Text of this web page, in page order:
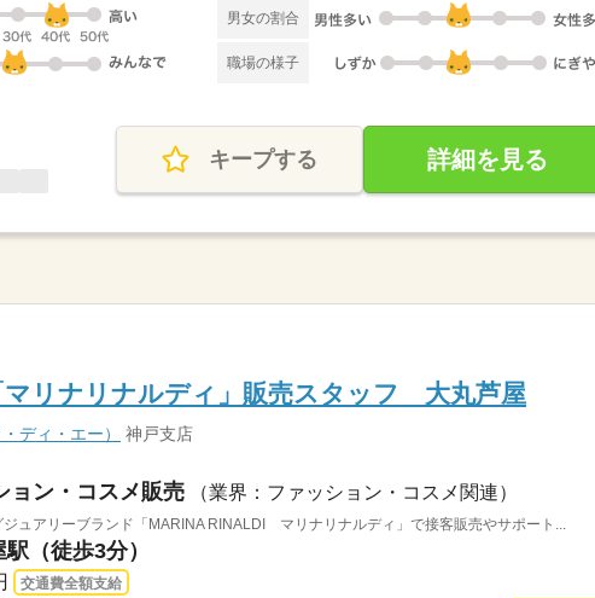
男女の割合
職場の様子
キープする 詳細を見る
マリナリナルディ」販売スタッフ 大丸芦屋
ディ・エー） 神戸支店
ョン・コスメ販売 （業界：ファッション・コスメ関連）
ュアリーブランド「MARINA RINALDI マリナリナルディ」で接客販売やサポート...
（徒歩3分）
交通費全額支給